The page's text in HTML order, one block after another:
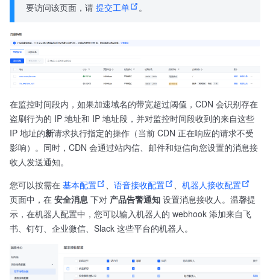
要访问该页面，请提交工单 。
在监控时间段内，如果加速域名的带宽超过阈值，CDN 会识别存在
盗刷行为的 IP 地址和 IP 地址段，并对监控时间段收到的来自这些
IP 地址的新请求执行指定的操作（当前 CDN 正在响应的请求不受
影响）。同时，CDN 会通过站内信、邮件和短信向您设置的消息接
收人发送通知。
您可以按需在 基本配置 、 语音接收配置 、 机器人接收配置
页面中，在 安全消息 下对 产品告警通知 设置消息接收人。温馨提
示，在机器人配置中，您可以输入机器人的 webhook 添加来自飞
书、钉钉、企业微信、Slack 这些平台的机器人。